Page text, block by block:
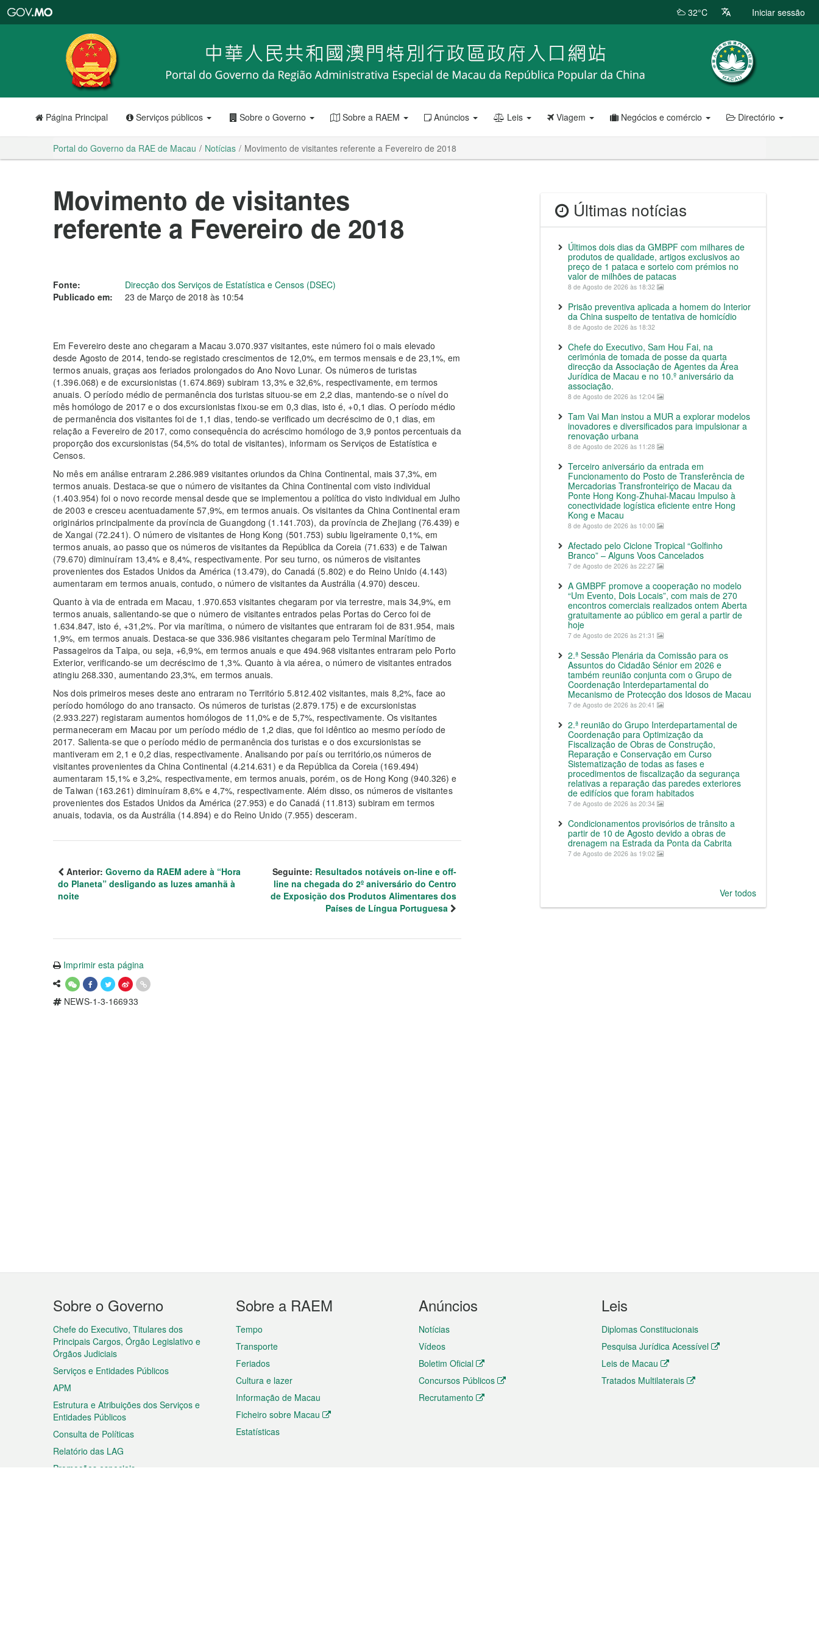
RAE
de
Macau
32°C Iniciar sessão
Página Principal Serviços públicos Sobre o Governo Sobre a RAEM Anúncios Leis Viagem Negócios e comércio Directório
Portal do Governo da RAE de Macau Notícias Movimento de visitantes referente a Fevereiro de 2018
Movimento de visitantes
referente a Fevereiro de 2018
Fonte:
Direcção dos Serviços de Estatística e Censos (DSEC)
Publicado em:
23 de Março de 2018 às 10:54
Em Fevereiro deste ano chegaram a Macau 3.070.937 visitantes, este número foi o mais elevado
desde Agosto de 2014, tendo-se registado crescimentos de 12,0%, em termos mensais e de 23,1%, em
termos anuais, graças aos feriados prolongados do Ano Novo Lunar. Os números de turistas
(1.396.068) e de excursionistas (1.674.869) subiram 13,3% e 32,6%, respectivamente, em termos
anuais. O período médio de permanência dos turistas situou-se em 2,2 dias, mantendo-se o nível do
mês homólogo de 2017 e o dos excursionistas fixou-se em 0,3 dias, isto é, +0,1 dias. O período médio
de permanência dos visitantes foi de 1,1 dias, tendo-se verificado um decréscimo de 0,1 dias, em
relação a Fevereiro de 2017, como consequência do acréscimo homólogo de 3,9 pontos percentuais da
proporção dos excursionistas (54,5% do total de visitantes), informam os Serviços de Estatística e
Censos.
No mês em análise entraram 2.286.989 visitantes oriundos da China Continental, mais 37,3%, em
termos anuais. Destaca-se que o número de visitantes da China Continental com visto individual
(1.403.954) foi o novo recorde mensal desde que se implementou a política do visto individual em Julho
de 2003 e cresceu acentuadamente 57,9%, em termos anuais. Os visitantes da China Continental eram
originários principalmente da província de Guangdong (1.141.703), da província de Zhejiang (76.439) e
de Xangai (72.241). O número de visitantes de Hong Kong (501.753) subiu ligeiramente 0,1%, em
termos anuais, ao passo que os números de visitantes da República da Coreia (71.633) e de Taiwan
(79.670) diminuíram 13,4% e 8,4%, respectivamente. Por seu turno, os números de visitantes
provenientes dos Estados Unidos da América (13.479), do Canadá (5.802) e do Reino Unido (4.143)
aumentaram em termos anuais, contudo, o número de visitantes da Austrália (4.970) desceu.
Quanto à via de entrada em Macau, 1.970.653 visitantes chegaram por via terrestre, mais 34,9%, em
termos anuais, salientando-se que o número de visitantes entrados pelas Portas do Cerco foi de
1.634.847, isto é, +31,2%. Por via marítima, o número de visitantes que entraram foi de 831.954, mais
1,9%, em termos anuais. Destaca-se que 336.986 visitantes chegaram pelo Terminal Marítimo de
Passageiros da Taipa, ou seja, +6,9%, em termos anuais e que 494.968 visitantes entraram pelo Porto
Exterior, verificando-se um decréscimo de 1,3%. Quanto à via aérea, o número de visitantes entrados
atingiu 268.330, aumentando 23,3%, em termos anuais.
Nos dois primeiros meses deste ano entraram no Território 5.812.402 visitantes, mais 8,2%, face ao
período homólogo do ano transacto. Os números de turistas (2.879.175) e de excursionistas
(2.933.227) registaram aumentos homólogos de 11,0% e de 5,7%, respectivamente. Os visitantes
permaneceram em Macau por um período médio de 1,2 dias, que foi idêntico ao mesmo período de
2017. Salienta-se que o período médio de permanência dos turistas e o dos excursionistas se
mantiveram em 2,1 e 0,2 dias, respectivamente. Analisando por país ou território,os números de
visitantes provenientes da China Continental (4.214.631) e da República da Coreia (169.494)
aumentaram 15,1% e 3,2%, respectivamente, em termos anuais, porém, os de Hong Kong (940.326) e
de Taiwan (163.261) diminuíram 8,6% e 4,7%, respectivamente. Além disso, os números de visitantes
provenientes dos Estados Unidos da América (27.953) e do Canadá (11.813) subiram em termos
anuais, todavia, os da Austrália (14.894) e do Reino Unido (7.955) desceram.
Anterior: Governo da RAEM adere à “Hora
do Planeta” desligando as luzes amanhã à
noite
Seguinte: Resultados notáveis on-line e off-
line na chegada do 2º aniversário do Centro
de Exposição dos Produtos Alimentares dos
Países de Língua Portuguesa
Imprimir esta página
NEWS-1-3-166933
Últimas notícias
Últimos dois dias da GMBPF com milhares de
produtos de qualidade, artigos exclusivos ao
preço de 1 pataca e sorteio com prémios no
valor de milhões de patacas
8 de Agosto de 2026 às 18:32
Prisão preventiva aplicada a homem do Interior
da China suspeito de tentativa de homicídio
8 de Agosto de 2026 às 18:32
Chefe do Executivo, Sam Hou Fai, na
cerimónia de tomada de posse da quarta
direcção da Associação de Agentes da Área
Jurídica de Macau e no 10.º aniversário da
associação.
8 de Agosto de 2026 às 12:04
Tam Vai Man instou a MUR a explorar modelos
inovadores e diversificados para impulsionar a
renovação urbana
8 de Agosto de 2026 às 11:28
Terceiro aniversário da entrada em
Funcionamento do Posto de Transferência de
Mercadorias Transfronteiriço de Macau da
Ponte Hong Kong-Zhuhai-Macau Impulso à
conectividade logística eficiente entre Hong
Kong e Macau
8 de Agosto de 2026 às 10:00
Afectado pelo Ciclone Tropical “Golfinho
Branco” – Alguns Voos Cancelados
7 de Agosto de 2026 às 22:27
A GMBPF promove a cooperação no modelo
“Um Evento, Dois Locais”, com mais de 270
encontros comerciais realizados ontem Aberta
gratuitamente ao público em geral a partir de
hoje
7 de Agosto de 2026 às 21:31
2.ª Sessão Plenária da Comissão para os
Assuntos do Cidadão Sénior em 2026 e
também reunião conjunta com o Grupo de
Coordenação Interdepartamental do
Mecanismo de Protecção dos Idosos de Macau
7 de Agosto de 2026 às 20:41
2.ª reunião do Grupo Interdepartamental de
Coordenação para Optimização da
Fiscalização de Obras de Construção,
Reparação e Conservação em Curso
Sistematização de todas as fases e
procedimentos de fiscalização da segurança
relativas a reparação das paredes exteriores
de edifícios que foram habitados
7 de Agosto de 2026 às 20:34
Condicionamentos provisórios de trânsito a
partir de 10 de Agosto devido a obras de
drenagem na Estrada da Ponta da Cabrita
7 de Agosto de 2026 às 19:02
Ver todos
Menu
do
rodapé
Sobre o Governo
Chefe do Executivo, Titulares dos
Principais Cargos, Órgão Legislativo e
Órgãos Judiciais
Serviços e Entidades Públicos
APM
Estrutura e Atribuições dos Serviços e
Entidades Públicos
Consulta de Políticas
Relatório das LAG
Promoções especiais
Sobre a RAEM
Tempo
Transporte
Feriados
Cultura e lazer
Informação de Macau
Ficheiro sobre Macau
Estatísticas
Anúncios
Notícias
Vídeos
Boletim Oficial
Concursos Públicos
Recrutamento
Leis
Diplomas Constitucionais
Pesquisa Jurídica Acessível
Leis de Macau
Tratados Multilaterais